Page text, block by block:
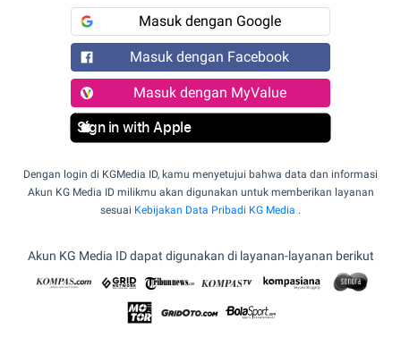
Masuk dengan Google
Masuk dengan Facebook
Masuk dengan MyValue
Sign in with Apple
Dengan login di KGMedia ID, kamu menyetujui bahwa data dan informasi
Akun KG Media ID milikmu akan digunakan untuk memberikan layanan
sesuai Kebijakan Data Pribadi KG Media .
Akun KG Media ID dapat digunakan di layanan-layanan berikut